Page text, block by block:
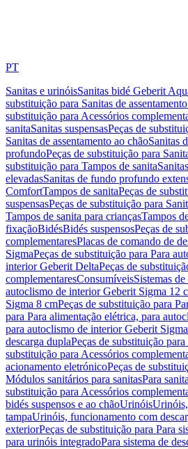
PT
Sanitas e urinóisSanitas bidé Geberit
substituição para Sanitas de
substituição para Acessórios
sanitaSanitas suspensasPeças de
Sanitas de assentamento ao chãoSanitas
profundoPeças de substituição para
substituição para Tampos de sanita
elevadasSanitas de fundo profundo
ComfortTampos de sanitaPeças de
suspensasPeças de substituição para
Tampos de sanita para criançasTampos
fixaçãoBidésBidés suspensosPeças de
complementaresPlacas de comando de
SigmaPeças de substituição para Para
interior Geberit DeltaPeças de
complementaresConsumíveisSistemas
autoclismo de interior Geberit Sigma 12
Sigma 8 cmPeças de substituição para
para Para alimentação elétrica, para
para autoclismo de interior Geberit
descarga duplaPeças de substituição
substituição para Acessórios
acionamento eletrónicoPeças de
Módulos sanitários para sanitasPara
substituição para Acessórios
bidés suspensos e ao chãoUrinóis
tampaUrinóis, funcionamento com
exteriorPeças de substituição para Para
para urinóis integradoPara sistema de